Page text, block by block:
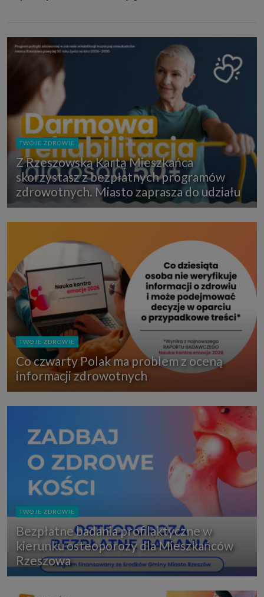
TWOJE ZDROWIE
Z Rzeszowską Kartą Mieszkańca
skorzystasz z bezpłatnych programów
zdrowotnych. Miasto zaprasza do udziału
TWOJE ZDROWIE
Co czwarty Polak ma problem z oceną
informacji zdrowotnych
TWOJE ZDROWIE
Bezpłatne badania profilaktyczne w
kierunku osteoporozy dla Mieszkańców
Rzeszowa